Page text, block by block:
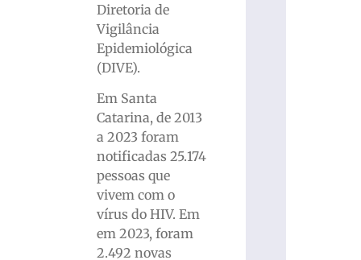
Diretoria de
Vigilância
Epidemiológica
(DIVE).
Em Santa
Catarina, de 2013
a 2023 foram
notificadas 25.174
pessoas que
vivem com o
vírus do HIV. Em
em 2023, foram
2.492 novas